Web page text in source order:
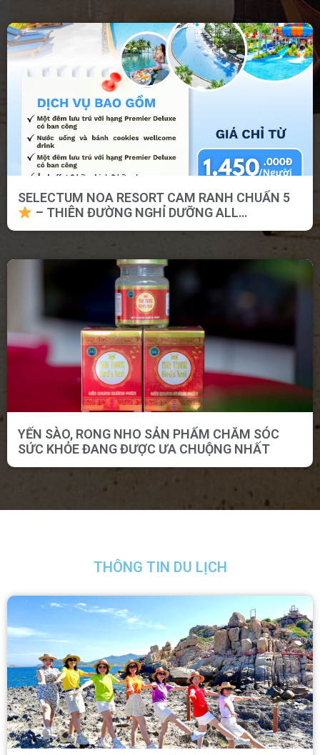
SELECTUM NOA RESORT CAM RANH CHUẨN 5
– THIÊN ĐƯỜNG NGHỈ DƯỠNG ALL
INCLUSIVE
YẾN SÀO, RONG NHO SẢN PHẨM CHĂM SÓC
SỨC KHỎE ĐANG ĐƯỢC ƯA CHUỘNG NHẤT
THÔNG TIN DU LỊCH